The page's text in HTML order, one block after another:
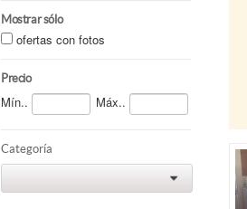
Mostrar sólo
ofertas con fotos
Precio
Mín.. Máx..
Categoría
0